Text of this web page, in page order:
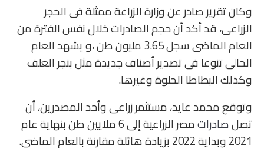
وكان تقرير صادر عن وزارة الزراعة ممثلة فى الحجر
الزراعى، قد أكد أن حجم الصادرات خلال نفس الفترة من
العام الماضى سجل 3.65 مليون طن ،و يشهد العام
الحالى تنوعا فى تصدير أصناف جديدة مثل بنجر العلف
وكذلك البطاطا الحلوة وغيرها.
وتوقع محمد عايد، مستثمر زراعى وأحد المصدرين، أن
تصلصادرات
مصر الزراعية إلى 6 ملايين طن بنهاية عام
2021 وبداية 2022 بزيادة هائلة مقارنة بالعام الماضى.